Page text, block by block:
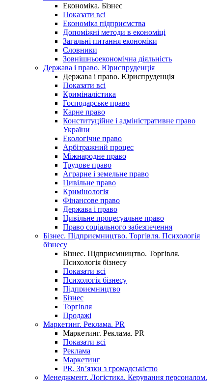
Економіка. Бізнес
Показати всі
Економіка підприємства
Допоміжні методи в економіці
Загальні питання економіки
Словники
Зовнішньоекономічна діяльність
Держава і право. Юриспруденція
Держава і право. Юриспруденція
Показати всі
Криміналістика
Господарське право
Карне право
Конституційне і адміністративне право
України
Екологічне право
Арбітражний процес
Міжнародне право
Трудове право
Аграрне і земельне право
Цивільне право
Кримінологія
Фінансове право
Держава і право
Цивільне процесуальне право
Право соціального забезпечення
Бізнес. Підприємництво. Торгівля. Психологія
бізнесу
Бізнес. Підприємництво. Торгівля.
Психологія бізнесу
Показати всі
Психологія бізнесу
Підприємництво
Бізнес
Торгівля
Продажі
Маркетинг. Реклама. PR
Маркетинг. Реклама. PR
Показати всі
Реклама
Маркетинг
PR. Зв’язки з громадськістю
Менеджмент. Логістика. Керування персоналом.